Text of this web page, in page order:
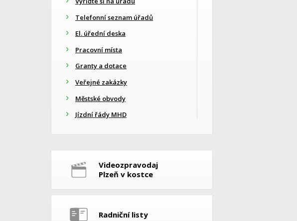
Telefonní seznam úřadů
El. úřední deska
Pracovní místa
Granty a dotace
Veřejné zakázky
Městské obvody
Jízdní řády MHD
Videozpravodaj
Plzeň v kostce
Radniční listy